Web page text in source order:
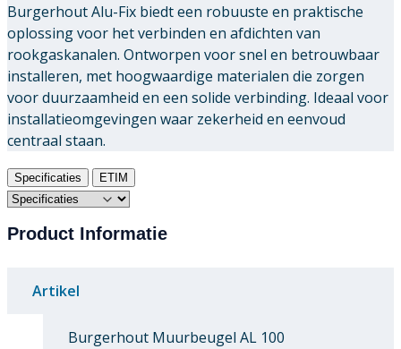
Burgerhout Alu-Fix biedt een robuuste en praktische
oplossing voor het verbinden en afdichten van
rookgaskanalen. Ontworpen voor snel en betrouwbaar
installeren, met hoogwaardige materialen die zorgen
voor duurzaamheid en een solide verbinding. Ideaal voor
installatieomgevingen waar zekerheid en eenvoud
centraal staan.
Specificaties ETIM
Product Informatie
Artikel
Burgerhout Muurbeugel AL 100